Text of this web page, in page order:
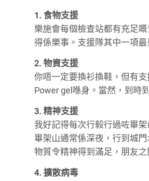
1. 食物支援
樂施會每個檢查站都有充足
得係樂事。支援隊其中一項
2. 物資支援
你唔一定要換衫換鞋，但有
Power gel喺身。當然，到時
3. 精神支援
我好記得每次行毅行過咗畢
畢架山通常係深夜，行到城
物質令精神得到滿足，朋友
4. 擴散病毒